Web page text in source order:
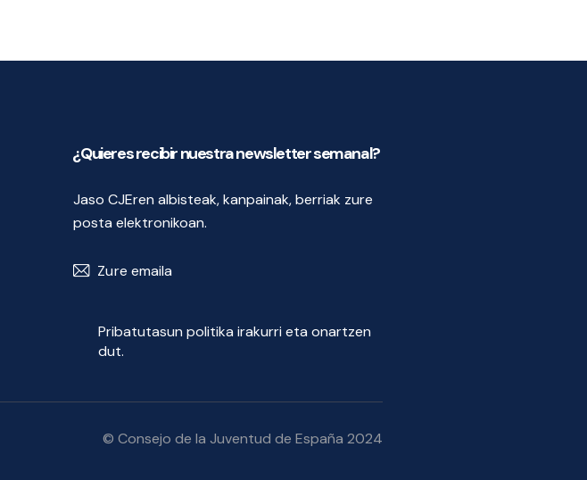
¿Quieres recibir nuestra newsletter semanal?
Jaso CJEren albisteak, kanpainak, berriak zure
posta elektronikoan.
Pribatutasun politika irakurri eta onartzen
dut.
© Consejo de la Juventud de España 2024